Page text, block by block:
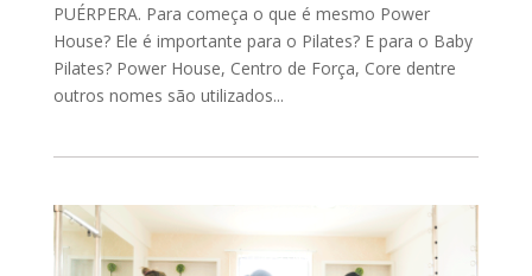
PUÉRPERA. Para começa o que é mesmo Power
House? Ele é importante para o Pilates? E para o Baby
Pilates? Power House, Centro de Força, Core dentre
outros nomes são utilizados...